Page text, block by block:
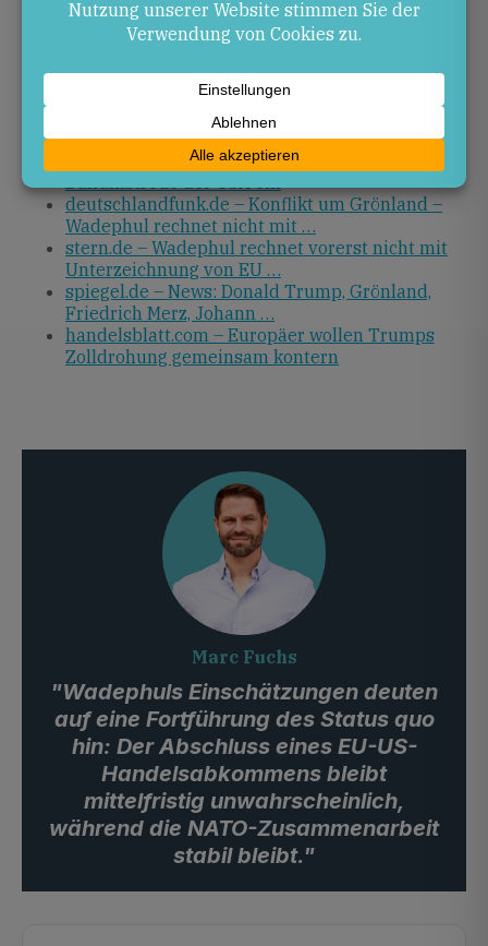
EU-US-Handelsabkommens bleibt mittelfristig
unwahrscheinlich, während die NATO-
Zusammenarbeit stabil bleibt.
Quellen
watson.ch – So schätzt Wadephul die NATO-
Bündnistreue der USA ein
deutschlandfunk.de – Konflikt um Grönland –
Wadephul rechnet nicht mit …
stern.de – Wadephul rechnet vorerst nicht mit
Unterzeichnung von EU …
spiegel.de – News: Donald Trump, Grönland,
Friedrich Merz, Johann …
handelsblatt.com – Europäer wollen Trumps
Zolldrohung gemeinsam kontern
Marc Fuchs
"Wadephuls Einschätzungen deuten
auf eine Fortführung des Status quo
hin: Der Abschluss eines EU-US-
Handelsabkommens bleibt
mittelfristig unwahrscheinlich,
während die NATO-Zusammenarbeit
stabil bleibt."